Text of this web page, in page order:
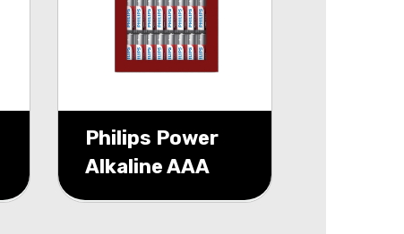
Philips Power
Alkaline AAA
40-foil flat